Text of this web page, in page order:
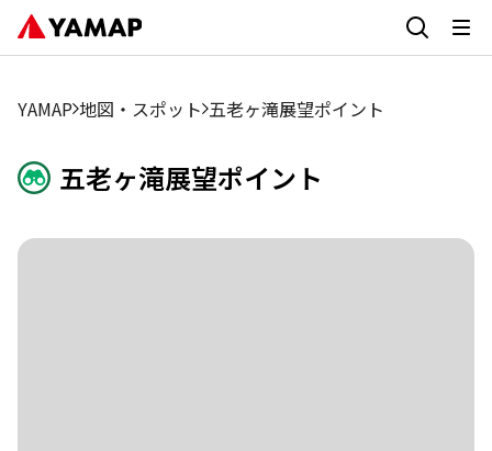
YAMAP 地図・スポット 五老ヶ滝展望ポイント
五老ヶ滝展望ポイント